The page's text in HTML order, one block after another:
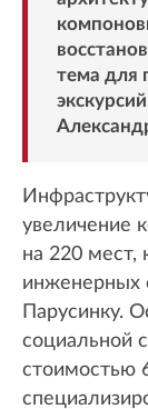
тема для
увеличение
на 220 мест,
инженерных
Парусинку.
социальной
стоимостью